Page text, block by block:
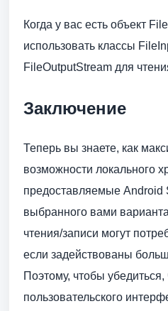
Когда у вас есть объект
использовать классы
FileOutputStream для
Заключение
Теперь вы знаете, как
возможности локального
предоставляемые Android
выбранного вами
чтения/записи могут
если задействованы
Поэтому, чтобы
пользовательского